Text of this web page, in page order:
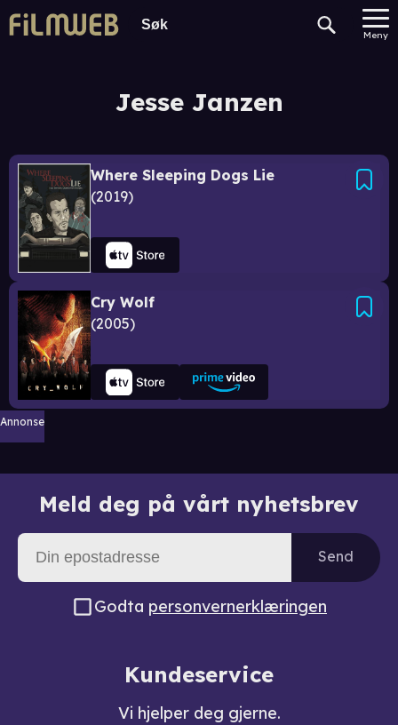
Meny
Jesse Janzen
Where Sleeping Dogs Lie
2019
Cry Wolf
2005
Annonse
Meld deg på vårt nyhetsbrev
Send
Godta personvernerklæringen
Kundeservice
Vi hjelper deg gjerne.